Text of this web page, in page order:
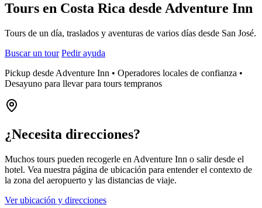
Tours en Costa Rica desde Adventure Inn
Tours de un día, traslados y aventuras de varios días desde San José.
Buscar un tour Pedir ayuda
Pickup desde Adventure Inn • Operadores locales de confianza •
Desayuno para llevar para tours tempranos
¿Necesita direcciones?
Muchos tours pueden recogerle en Adventure Inn o salir desde el
hotel. Vea nuestra página de ubicación para entender el contexto de
la zona del aeropuerto y las distancias de viaje.
Ver ubicación y direcciones